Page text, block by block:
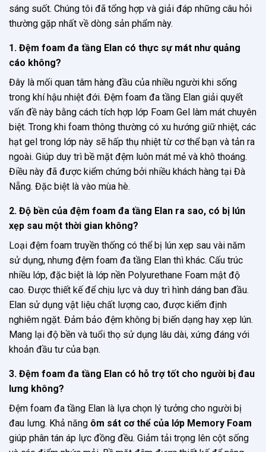
sáng suốt. Chúng tôi đã tổng hợp và giải đáp những câu hỏi
thường gặp nhất về dòng sản phẩm này.
1. Đệm foam đa tầng Elan có thực sự mát như quảng
cáo không?
Đây là mối quan tâm hàng đầu của nhiều người khi sống
trong khí hậu nhiệt đới. Đệm foam đa tầng Elan giải quyết
vấn đề này bằng cách tích hợp lớp Foam Gel làm mát chuyên
biệt. Trong khi foam thông thường có xu hướng giữ nhiệt, các
hạt gel trong lớp này sẽ hấp thụ nhiệt từ cơ thể bạn và tản ra
ngoài. Giúp duy trì bề mặt đệm luôn mát mẻ và khô thoáng.
Điều này đã được kiểm chứng bởi nhiều khách hàng tại Đà
Nẵng. Đặc biệt là vào mùa hè.
2. Độ bền của đệm foam đa tầng Elan ra sao, có bị lún
xẹp sau một thời gian không?
Loại đệm foam truyền thống có thể bị lún xẹp sau vài năm
sử dụng, nhưng đệm foam đa tầng Elan thì khác. Cấu trúc
nhiều lớp, đặc biệt là lớp nền Polyurethane Foam mật độ
cao. Được thiết kế để chịu lực và duy trì hình dáng ban đầu.
Elan sử dụng vật liệu chất lượng cao, được kiểm định
nghiêm ngặt. Đảm bảo đệm không bị biến dạng hay xẹp lún.
Mang lại độ bền và tuổi thọ sử dụng lâu dài, xứng đáng với
khoản đầu tư của bạn.
3. Đệm foam đa tầng Elan có hỗ trợ tốt cho người bị đau
lưng không?
Đệm foam đa tầng Elan là lựa chọn lý tưởng cho người bị
đau lưng. Khả năng ôm sát cơ thể của lớp Memory Foam
giúp phân tán áp lực đồng đều. Giảm tải trọng lên cột sống